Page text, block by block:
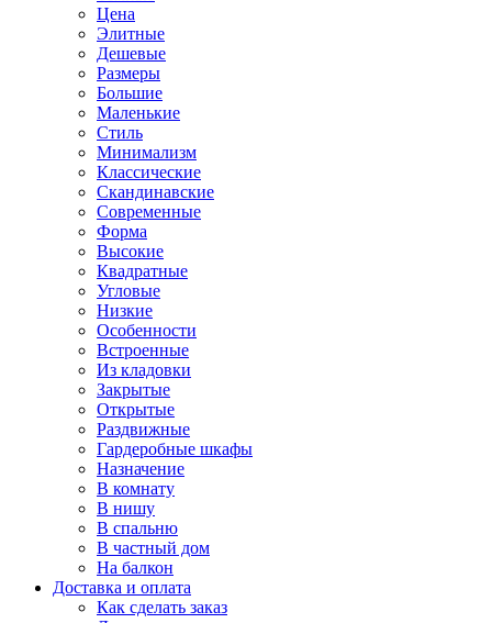
Цена
Элитные
Дешевые
Размеры
Большие
Маленькие
Стиль
Минимализм
Классические
Скандинавские
Современные
Форма
Высокие
Квадратные
Угловые
Низкие
Особенности
Встроенные
Из кладовки
Закрытые
Открытые
Раздвижные
Гардеробные шкафы
Назначение
В комнату
В нишу
В спальню
В частный дом
На балкон
Доставка и оплата
Как сделать заказ